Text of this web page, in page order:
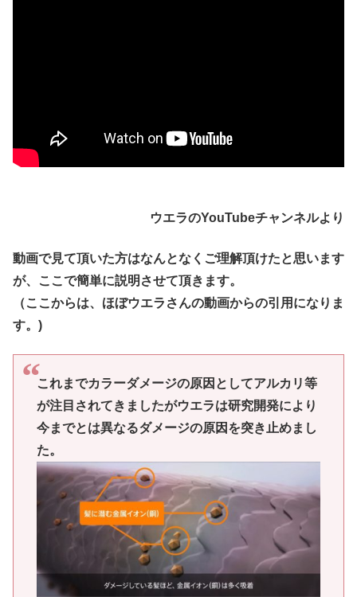
ウエラのYouTubeチャンネルより
動画で見て頂いた方はなんとなくご理解頂けたと思います
が、ここで簡単に説明させて頂きます。
（ここからは、ほぼウエラさんの動画からの引用になりま
す。)
これまでカラーダメージの原因としてアルカリ等
が注目されてきましたがウエラは研究開発により
今までとは異なるダメージの原因を突き止めまし
た。